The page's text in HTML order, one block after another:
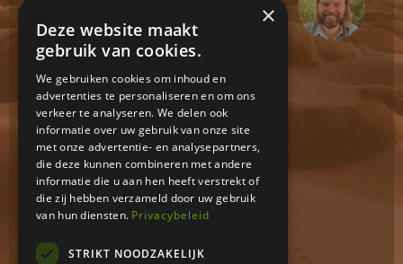
en
levensvragen
Persoonlijke
groei en
ontwikkeling
Stress en
burn-out
Privacy
Algemene
voorwaarden
×
Deze website maakt
gebruik van cookies.
We gebruiken cookies om inhoud en
advertenties te personaliseren en om ons
verkeer te analyseren. We delen ook
informatie over uw gebruik van onze site
met onze advertentie- en analysepartners,
die deze kunnen combineren met andere
informatie die u aan hen heeft verstrekt of
die zij hebben verzameld door uw gebruik
van hun diensten. Privacybeleid
STRIKT NOODZAKELIJK